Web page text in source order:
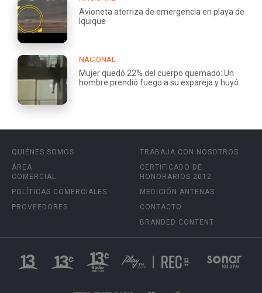
Avioneta aterriza de emergencia en playa de
Iquique
NACIONAL
Mujer quedó 22% del cuerpo quemado: Un
hombre prendió fuego a su expareja y huyó
QUIÉNES SOMOS
ÁREA
COMERCIAL
POLÍTICAS COMERCIALES
PROVEEDORES
TRABAJA CON NOSOTROS
CERTIFICADO DE
HONORARIOS 2012
MEDICIÓN ANTENAS
CONTACTO
BRANDED CONTENT